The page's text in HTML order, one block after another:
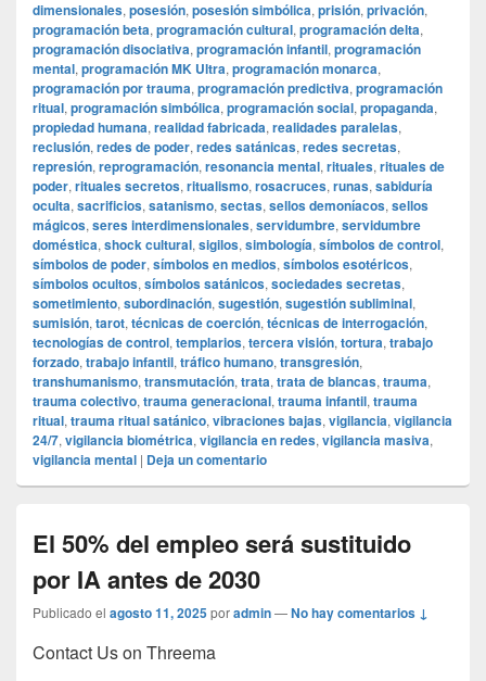
dimensionales, posesión, posesión simbólica, prisión, privación,
programación beta, programación cultural, programación delta,
programación disociativa, programación infantil, programación
mental, programación MK Ultra, programación monarca,
programación por trauma, programación predictiva, programación
ritual, programación simbólica, programación social, propaganda,
propiedad humana, realidad fabricada, realidades paralelas,
reclusión, redes de poder, redes satánicas, redes secretas,
represión, reprogramación, resonancia mental, rituales, rituales de
poder, rituales secretos, ritualismo, rosacruces, runas, sabiduría
oculta, sacrificios, satanismo, sectas, sellos demoníacos, sellos
mágicos, seres interdimensionales, servidumbre, servidumbre
doméstica, shock cultural, sigilos, simbología, símbolos de control,
símbolos de poder, símbolos en medios, símbolos esotéricos,
símbolos ocultos, símbolos satánicos, sociedades secretas,
sometimiento, subordinación, sugestión, sugestión subliminal,
sumisión, tarot, técnicas de coerción, técnicas de interrogación,
tecnologías de control, templarios, tercera visión, tortura, trabajo
forzado, trabajo infantil, tráfico humano, transgresión,
transhumanismo, transmutación, trata, trata de blancas, trauma,
trauma colectivo, trauma generacional, trauma infantil, trauma
ritual, trauma ritual satánico, vibraciones bajas, vigilancia, vigilancia
24/7, vigilancia biométrica, vigilancia en redes, vigilancia masiva,
vigilancia mental | Deja un comentario
El 50% del empleo será sustituido
por IA antes de 2030
Publicado el agosto 11, 2025poradmin—No hay comentarios ↓
Contact Us on Threema